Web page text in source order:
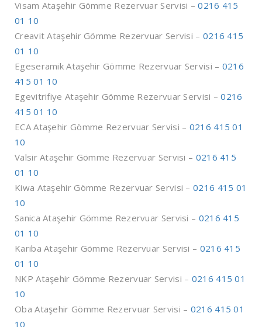
Visam Ataşehir Gömme Rezervuar Servisi –0216 415
01 10
Creavit Ataşehir Gömme Rezervuar Servisi – 0216 415
01 10
Egeseramik Ataşehir Gömme Rezervuar Servisi – 0216
415 01 10
Egevitrifiye Ataşehir Gömme Rezervuar Servisi –0216
415 01 10
ECA Ataşehir Gömme Rezervuar Servisi – 0216 415 01
10
Valsir Ataşehir Gömme Rezervuar Servisi – 0216 415
01 10
Kiwa Ataşehir Gömme Rezervuar Servisi –0216 415 01
10
Sanica Ataşehir Gömme Rezervuar Servisi – 0216 415
01 10
Kariba Ataşehir Gömme Rezervuar Servisi – 0216 415
01 10
NKP Ataşehir Gömme Rezervuar Servisi – 0216 415 01
10
Oba Ataşehir Gömme Rezervuar Servisi – 0216 415 01
10